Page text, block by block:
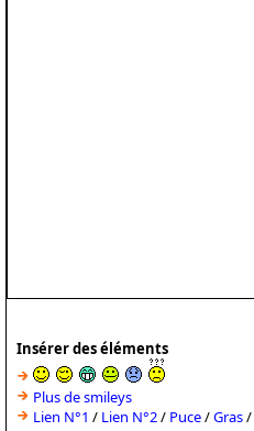
Insérer des éléments
Plus de smileys
Lien N°1 / Lien N°2/ Puce/Gras/